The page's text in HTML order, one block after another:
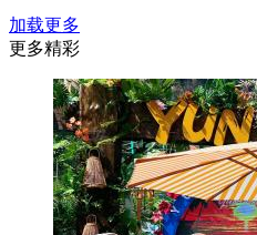
加载更多
更多精彩